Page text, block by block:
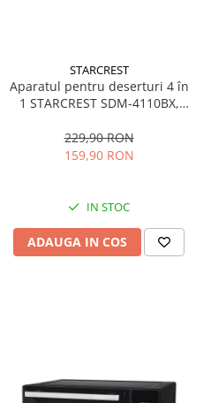
STARCREST
Aparatul pentru deserturi 4 în
1 STARCREST SDM-4110BX,
invelis ceramic pentru vafe,
nuci, gogosi si smile
229,90 RON
159,90 RON
IN STOC
ADAUGA IN COS